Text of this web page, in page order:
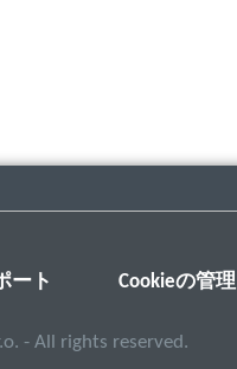
ート Cookieの管理
- All rights reserved.